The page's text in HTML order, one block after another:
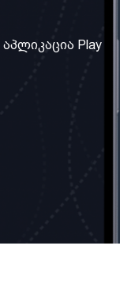
და პირობები
ქსელი
Play